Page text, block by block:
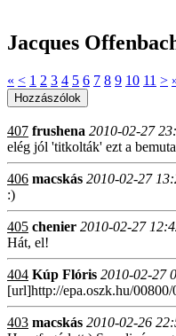
Jacques
« < 1 2 3 4 5 6 7 8 9 10 11 >
407 frushena 2010-02-27
elég jól 'titkolták' ezt a
406 macskás 2010-02-27
:)
405 chenier 2010-02-27
Hát, el!
404 Kúp Flóris 2010-02-27
[url]http://epa.oszk.hu/
403 macskás 2010-02-26